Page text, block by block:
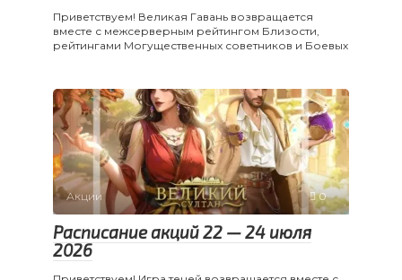
Приветствуем! Великая Гавань возвращается
вместе с межсерверным рейтингом Близости,
рейтингами Могущественных советников и Боевых
Акции 0
Расписание акций 22 — 24 июля
2026